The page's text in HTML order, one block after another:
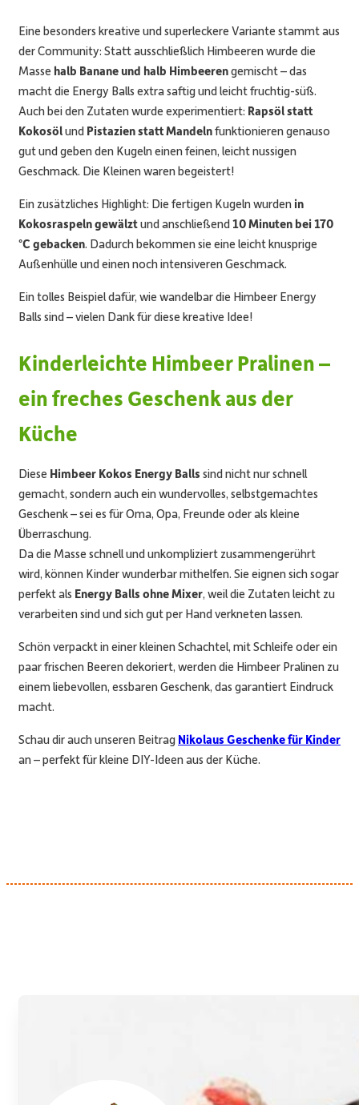
Eine besonders kreative und superleckere Variante stammt aus
der Community: Statt ausschließlich Himbeeren wurde die
Masse halb Banane und halb Himbeerengemischt – das
macht die Energy Balls extra saftig und leicht fruchtig-süß.
Auch bei den Zutaten wurde experimentiert: Rapsöl statt
Kokosölund Pistazien statt Mandelnfunktionieren genauso
gut und geben den Kugeln einen feinen, leicht nussigen
Geschmack. Die Kleinen waren begeistert!
Ein zusätzliches Highlight: Die fertigen Kugeln wurden in
Kokosraspeln gewälztund anschließend10 Minuten bei 170
°C gebacken. Dadurch bekommen sie eine leicht knusprige
Außenhülle und einen noch intensiveren Geschmack.
Ein tolles Beispiel dafür, wie wandelbar die Himbeer Energy
Balls sind – vielen Dank für diese kreative Idee!
Kinderleichte Himbeer Pralinen –
ein freches Geschenk aus der
Küche
Diese Himbeer Kokos Energy Balls sind nicht nur schnell
gemacht, sondern auch ein wundervolles, selbstgemachtes
Geschenk – sei es für Oma, Opa, Freunde oder als kleine
Überraschung.
Da die Masse schnell und unkompliziert zusammengerührt
wird, können Kinder wunderbar mithelfen. Sie eignen sich sogar
perfekt als Energy Balls ohne Mixer, weil die Zutaten leicht zu
verarbeiten sind und sich gut per Hand verkneten lassen.
Schön verpackt in einer kleinen Schachtel, mit Schleife oder ein
paar frischen Beeren dekoriert, werden die Himbeer Pralinen zu
einem liebevollen, essbaren Geschenk, das garantiert Eindruck
macht.
Schau dir auch unseren Beitrag Nikolaus Geschenke für Kinder
an – perfekt für kleine DIY-Ideen aus der Küche.